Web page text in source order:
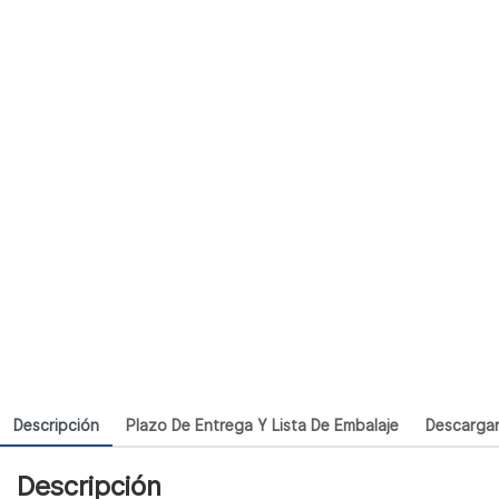
Descripción Plazo De Entrega Y Lista De Embalaje Descargar
Descripción